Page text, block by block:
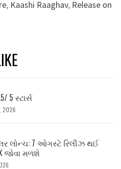
, Kaashi Raaghav, Release on
5 સ્ટાર્સ
2026
લોન્ચ: 7 ઓગસ્ટે રિલીઝ થઈ
જોવા મળશે